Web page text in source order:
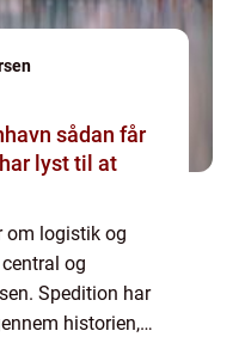
får
lyst til at
om logistik og
og
Spedition har
historien,